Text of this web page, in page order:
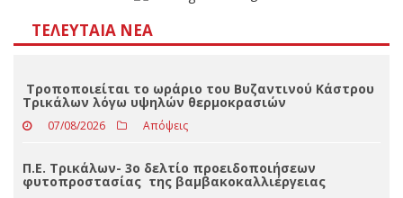
ΤΕΛΕΥΤΑΊΑ ΝΈΑ
Τροποποιείται το ωράριο του Βυζαντινού Κάστρου
Τρικάλων λόγω υψηλών θερμοκρασιών